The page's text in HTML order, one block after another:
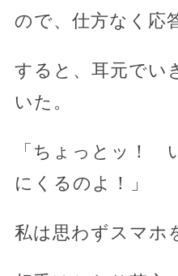
ので、仕方なく応
すると、耳元でい
いた。
「ちょっとッ！
にくるのよ！」
私は思わずスマホ